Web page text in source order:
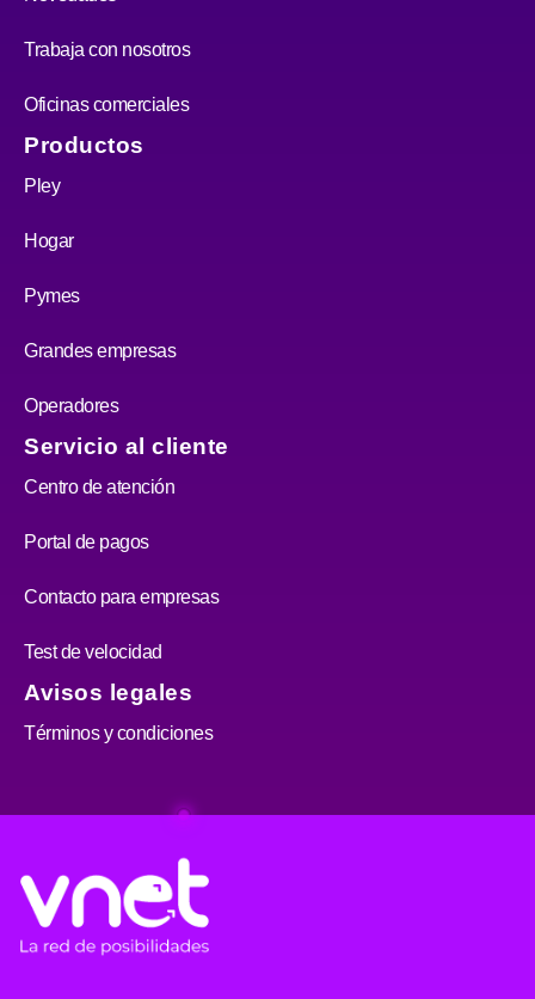
Trabaja con nosotros
Oficinas comerciales
Productos
Pley
Hogar
Pymes
Grandes empresas
Operadores
Servicio al cliente
Centro de atención
Portal de pagos
Contacto para empresas
Test de velocidad
Avisos legales
Términos y condiciones